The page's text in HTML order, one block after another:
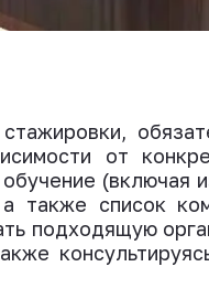
от
(включая
также список
подходящую